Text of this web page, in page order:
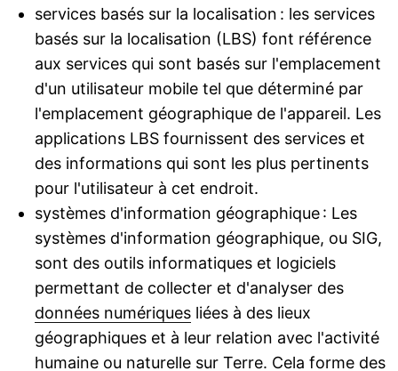
services basés sur la localisation : les services
basés sur la localisation (LBS) font référence
aux services qui sont basés sur l'emplacement
d'un utilisateur mobile tel que déterminé par
l'emplacement géographique de l'appareil. Les
applications LBS fournissent des services et
des informations qui sont les plus pertinents
pour l'utilisateur à cet endroit.
systèmes d'information géographique : Les
systèmes d'information géographique, ou SIG,
sont des outils informatiques et logiciels
permettant de collecter et d'analyser des
données numériquesliées à des lieux
géographiques et à leur relation avec l'activité
humaine ou naturelle sur Terre. Cela forme des